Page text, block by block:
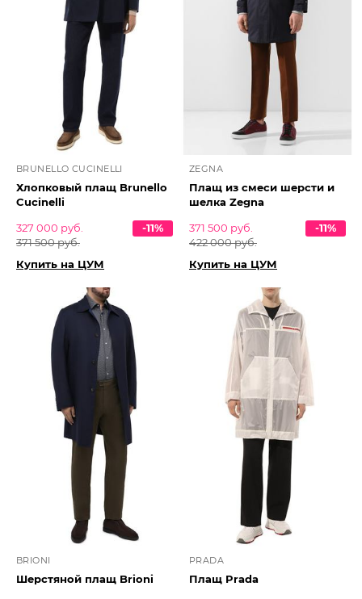
BRUNELLO CUCINELLI
Хлопковый плащ Brunello
Cucinelli
327 000 руб.
371 500 руб.
-11%
Купить на ЦУМ
ZEGNA
Плащ из смеси шерсти и
шелка Zegna
371 500 руб.
422 000 руб.
-11%
Купить на ЦУМ
BRIONI
Шерстяной плащ Brioni
PRADA
Плащ Prada